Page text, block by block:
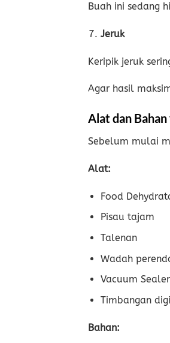
Buah ini sedang
Jeruk
Keripik jeruk
Agar hasil
Alat dan
Sebelum mulai
Alat:
Food
Pisau tajam
Talenan
Wadah
Vacuum Sealer
Timbangan
Bahan: